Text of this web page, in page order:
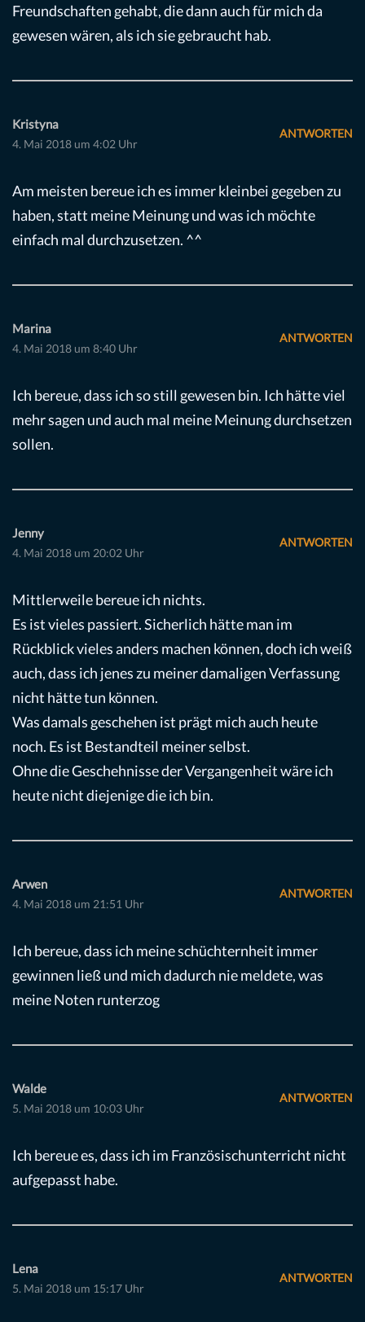
Freundschaften gehabt, die dann auch für mich da
gewesen wären, als ich sie gebraucht hab.
Kristyna
4. Mai 2018 um 4:02 Uhr
ANTWORTEN
Am meisten bereue ich es immer kleinbei gegeben zu
haben, statt meine Meinung und was ich möchte
einfach mal durchzusetzen. ^^
Marina
4. Mai 2018 um 8:40 Uhr
ANTWORTEN
Ich bereue, dass ich so still gewesen bin. Ich hätte viel
mehr sagen und auch mal meine Meinung durchsetzen
sollen.
Jenny
4. Mai 2018 um 20:02 Uhr
ANTWORTEN
Mittlerweile bereue ich nichts.
Es ist vieles passiert. Sicherlich hätte man im
Rückblick vieles anders machen können, doch ich weiß
auch, dass ich jenes zu meiner damaligen Verfassung
nicht hätte tun können.
Was damals geschehen ist prägt mich auch heute
noch. Es ist Bestandteil meiner selbst.
Ohne die Geschehnisse der Vergangenheit wäre ich
heute nicht diejenige die ich bin.
Arwen
4. Mai 2018 um 21:51 Uhr
ANTWORTEN
Ich bereue, dass ich meine schüchternheit immer
gewinnen ließ und mich dadurch nie meldete, was
meine Noten runterzog
Walde
5. Mai 2018 um 10:03 Uhr
ANTWORTEN
Ich bereue es, dass ich im Französischunterricht nicht
aufgepasst habe.
Lena
5. Mai 2018 um 15:17 Uhr
ANTWORTEN